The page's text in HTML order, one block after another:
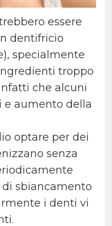
essere
dentifricio
specialmente
troppo
che alcuni
e aumento della
optare per dei
senza
sbiancamento
i denti vi